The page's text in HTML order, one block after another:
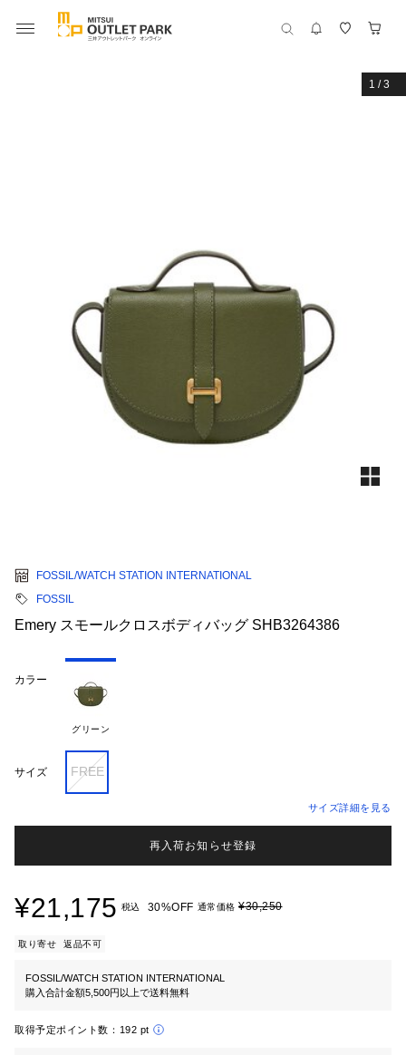
1 /3
FOSSIL/WATCH STATION INTERNATIONAL
FOSSIL
Emery スモールクロスボディバッグ SHB3264386
カラー
グリーン
サイズ FREE
サイズ詳細を見る
再入荷お知らせ登録
¥21,175 税込 30%OFF 通常価格 ¥30,250
取り寄せ 返品不可
FOSSIL/WATCH STATION INTERNATIONAL
購入合計金額5,500円以上で送料無料
取得予定ポイント数： 192 pt